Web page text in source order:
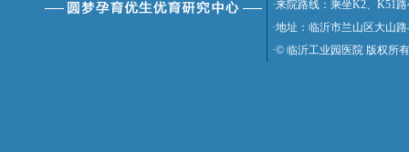
·来院路线：乘坐K2、K51
·地址：临沂市兰山区大山
·© 临沂工业园医院 版权所